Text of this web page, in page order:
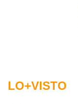
LO+VISTO